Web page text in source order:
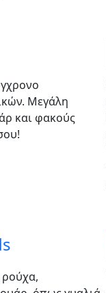
Μεγάλη
και φακούς